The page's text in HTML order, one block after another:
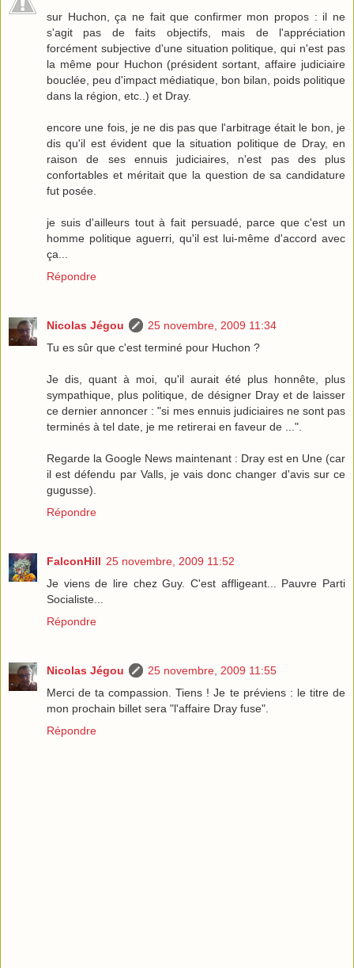
sur Huchon, ça ne fait que confirmer mon propos : il ne
s'agit pas de faits objectifs, mais de l'appréciation
forcément subjective d'une situation politique, qui n'est pas
la même pour Huchon (président sortant, affaire judiciaire
bouclée, peu d'impact médiatique, bon bilan, poids politique
dans la région, etc..) et Dray.
encore une fois, je ne dis pas que l'arbitrage était le bon, je
dis qu'il est évident que la situation politique de Dray, en
raison de ses ennuis judiciaires, n'est pas des plus
confortables et méritait que la question de sa candidature
fut posée.
je suis d'ailleurs tout à fait persuadé, parce que c'est un
homme politique aguerri, qu'il est lui-même d'accord avec
ça...
Répondre
Nicolas Jégou
25 novembre, 2009 11:34
Tu es sûr que c'est terminé pour Huchon ?
Je dis, quant à moi, qu'il aurait été plus honnête, plus
sympathique, plus politique, de désigner Dray et de laisser
ce dernier annoncer : "si mes ennuis judiciaires ne sont pas
terminés à tel date, je me retirerai en faveur de ...".
Regarde la Google News maintenant : Dray est en Une (car
il est défendu par Valls, je vais donc changer d'avis sur ce
gugusse).
Répondre
FalconHill 25 novembre, 2009 11:52
Je viens de lire chez Guy. C'est affligeant... Pauvre Parti
Socialiste...
Répondre
Nicolas Jégou
25 novembre, 2009 11:55
Merci de ta compassion. Tiens ! Je te préviens : le titre de
mon prochain billet sera "l'affaire Dray fuse".
Répondre